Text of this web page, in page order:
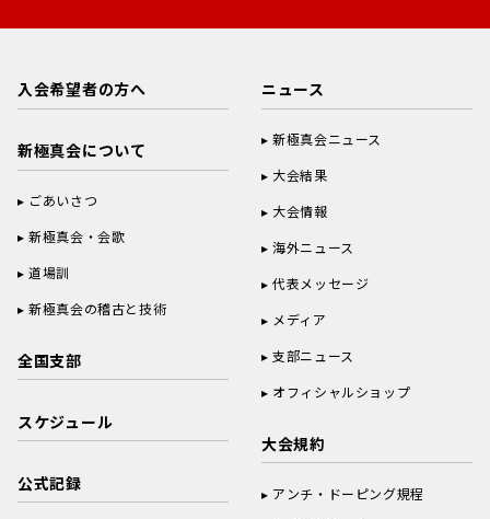
入会希望者の方へ
新極真会について
ごあいさつ
新極真会・会歌
道場訓
新極真会の稽古と技術
全国支部
スケジュール
公式記録
ニュース
新極真会ニュース
大会結果
大会情報
海外ニュース
代表メッセージ
メディア
支部ニュース
オフィシャルショップ
大会規約
アンチ・ドーピング規程